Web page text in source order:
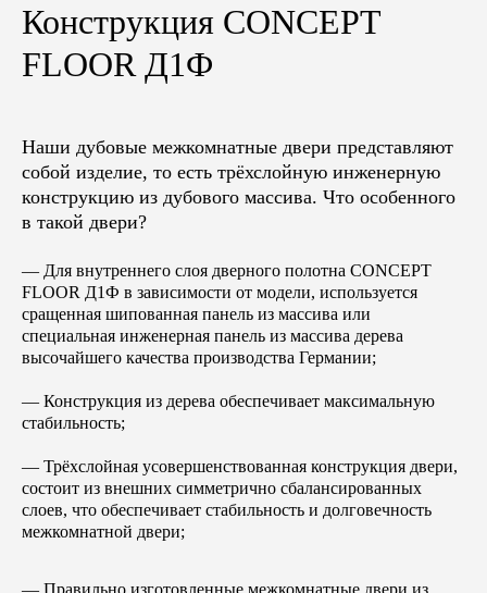
Конструкция CONCEPT
FLOOR Д1Ф
Наши дубовые межкомнатные двери представляют
собой изделие, то есть трёхслойную инженерную
конструкцию из дубового массива. Что особенного
в такой двери?
— Для внутреннего слоя дверного полотна CONCEPT
FLOOR Д1Ф в зависимости от модели, используется
сращенная шипованная панель из массива или
специальная инженерная панель из массива дерева
высочайшего качества производства Германии;
— Конструкция из дерева обеспечивает максимальную
стабильность;
— Трёхслойная усовершенствованная конструкция двери,
состоит из внешних симметрично сбалансированных
слоев, что обеспечивает стабильность и долговечность
межкомнатной двери;
— Правильно изготовленные межкомнатные двери из